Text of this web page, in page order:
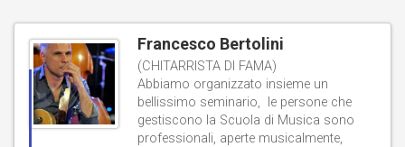
Francesco Bertolini
(CHITARRISTA DI FAMA)
Abbiamo organizzato insieme un
bellissimo seminario, le persone che
gestiscono la Scuola di Musica sono
professionali, aperte musicalmente,